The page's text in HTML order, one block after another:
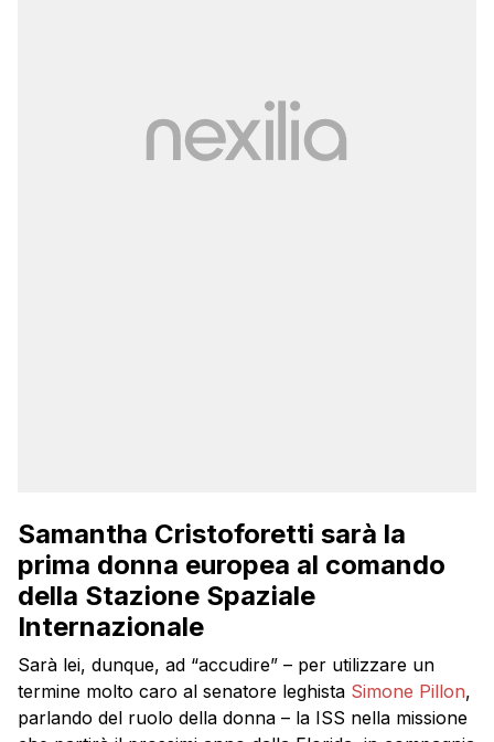
Samantha Cristoforetti sarà la
prima donna europea al comando
della Stazione Spaziale
Internazionale
Sarà lei, dunque, ad “accudire” – per utilizzare un
termine molto caro al senatore leghista Simone Pillon,
parlando del ruolo della donna – la ISS nella missione